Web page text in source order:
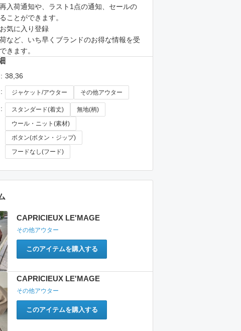
入荷通知や、ラスト1点の通知、セールの
ことができます。
気に入り登録
など、いち早くブランドのお得な情報を受
きます。
38,36
ジャケット/アウター その他アウター
スタンダード(着丈)
無地(柄)
ウール・ニット(素材)
ボタン(ボタン・ジップ)
フードなし(フード)
CAPRICIEUX LE'MAGE
その他アウター
このアイテムを購入する
CAPRICIEUX LE'MAGE
その他アウター
このアイテムを購入する